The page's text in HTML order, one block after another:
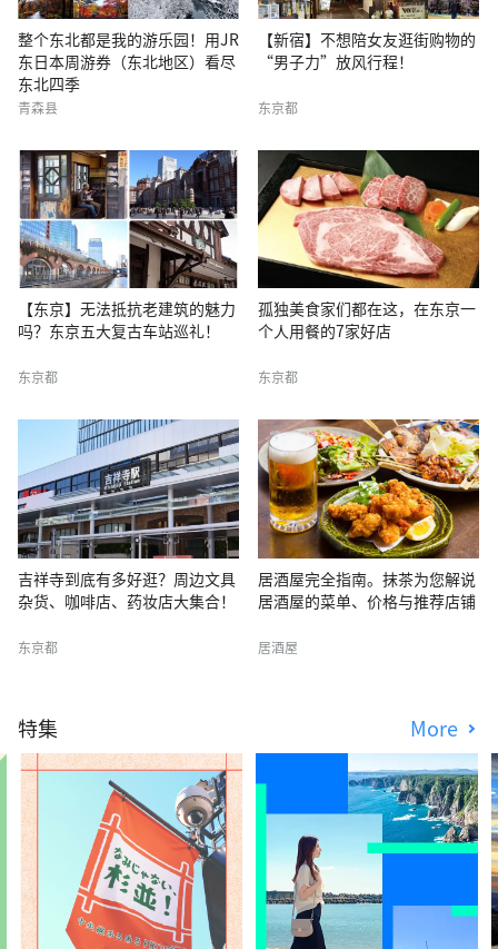
整个东北都是我的游乐园！用JR
东日本周游券（东北地区）看尽
东北四季
青森县
【新宿】不想陪女友逛街购物的
“男子力”放风行程！
东京都
【东京】无法抵抗老建筑的魅力
吗？东京五大复古车站巡礼！
东京都
孤独美食家们都在这，在东京一
个人用餐的7家好店
东京都
吉祥寺到底有多好逛？周边文具
杂货、咖啡店、药妆店大集合！
东京都
居酒屋完全指南。抹茶为您解说
居酒屋的菜单、价格与推荐店铺
居酒屋
特集 More